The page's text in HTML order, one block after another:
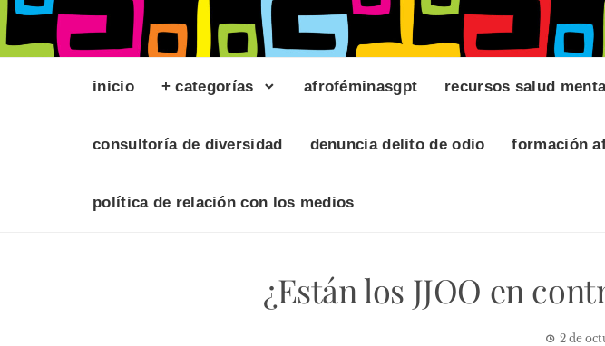
inicio + categorías afroféminasgpt recursos salud
consultoría de diversidad denuncia delito de odio formación
política de relación con los medios
¿Están los JJOO en
2 de